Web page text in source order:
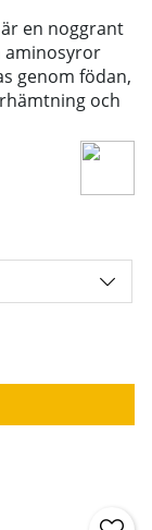
en noggrant
aminosyror
genom födan,
och